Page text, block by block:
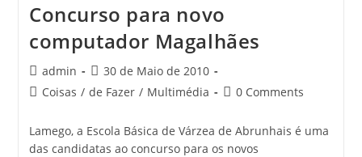
Concurso para novo
computador Magalhães
Post
author:
admin
Post
published:
30 de Maio de 2010
PostCoisas / de Fazer / Multimédia
Post0 Comments
Lamego, a Escola Básica de Várzea de Abrunhais é uma
das candidatas ao concurso para os novos